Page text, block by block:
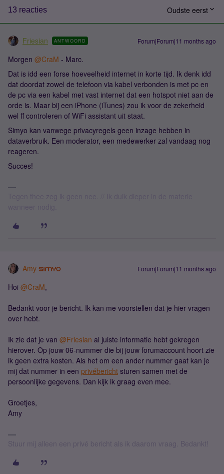
13 reacties Oudste eerst
Friesian ANTWOORD Forum|Forum|11 months ago
Morgen ​ @CraM - Marc.
Dat is idd een forse hoeveelheid internet in korte tijd. Ik denk idd
dat doordat zowel de telefoon via kabel verbonden is met pc en
de pc via een kabel met vast internet dat een hotspot niet aan de
orde is. Maar bij een iPhone (iTunes) zou ik voor de zekerheid
wel ff controleren of WiFi assistant uit staat.
Simyo kan vanwege privacyregels geen inzage hebben in
dataverbruik. Een moderator, een medewerker zal vandaag nog
reageren.
Succes!
Amy Forum|Forum|11 months ago
Hoi ​ @CraM,
Bedankt voor je bericht. Ik kan me voorstellen dat je hier vragen
over hebt.
Ik zie dat je van ​ @Friesian al juiste informatie hebt gekregen
hierover. Op jouw 06-nummer die bij jouw forumaccount hoort zie
ik geen extra kosten. Als het om een ander nummer gaat kan je
mij dat nummer in een privébericht sturen samen met de
persoonlijke gegevens. Dan kijk ik graag even mee.
Groetjes,
Amy
Stuur mij alleen een privé bericht als ik daarom vraag. Bedankt!